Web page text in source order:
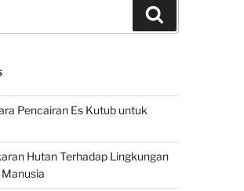
Pencairan Es Kutub untuk
Hutan Terhadap Lingkungan